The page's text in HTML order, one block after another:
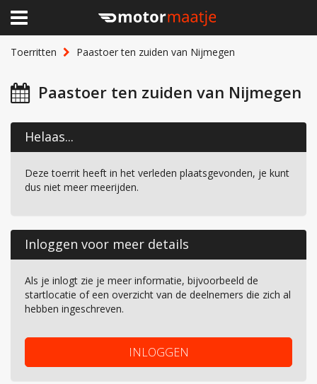
Toerritten Paastoer ten zuiden van Nijmegen
Paastoer ten zuiden van Nijmegen
Helaas...
Deze toerrit heeft in het verleden plaatsgevonden, je kunt
dus niet meer meerijden.
Inloggen voor meer details
Als je inlogt zie je meer informatie, bijvoorbeeld de
startlocatie of een overzicht van de deelnemers die zich al
hebben ingeschreven.
INLOGGEN
×
Home
Clubhuis
Lid worden
Over Motormaatje